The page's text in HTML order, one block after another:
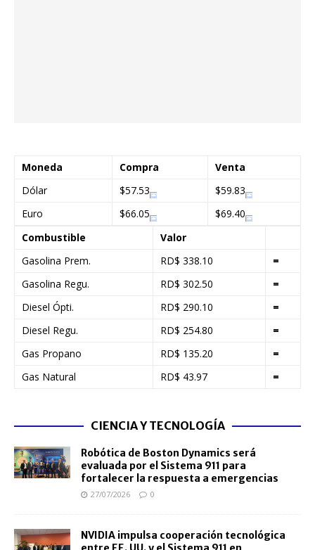
Moneda Compra
Venta
Dólar
$57.53
$59.83
Euro
$66.05
$69.40
Combustible
Valor
Gasolina Prem.
RD$ 338.10
=
Gasolina Regu.
RD$ 302.50
=
Diesel Ópti.
RD$ 290.10
=
Diesel Regu.
RD$ 254.80
=
Gas Propano
RD$ 135.20
=
Gas Natural
RD$ 43.97 =
CIENCIA Y TECNOLOGÍA
Robótica de Boston Dynamics será
evaluada por el Sistema 911 para
fortalecer la respuesta a emergencias
27/07/2026 0
NVIDIA impulsa cooperación tecnológica